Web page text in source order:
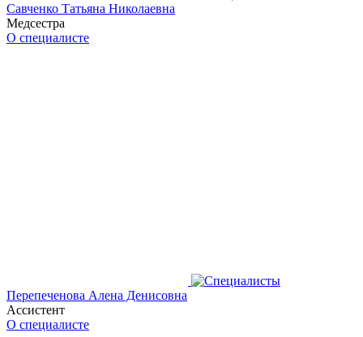
Савченко Татьяна Николаевна
Медсестра
О специалисте
Перепеченова Алена Денисовна
Ассистент
О специалисте